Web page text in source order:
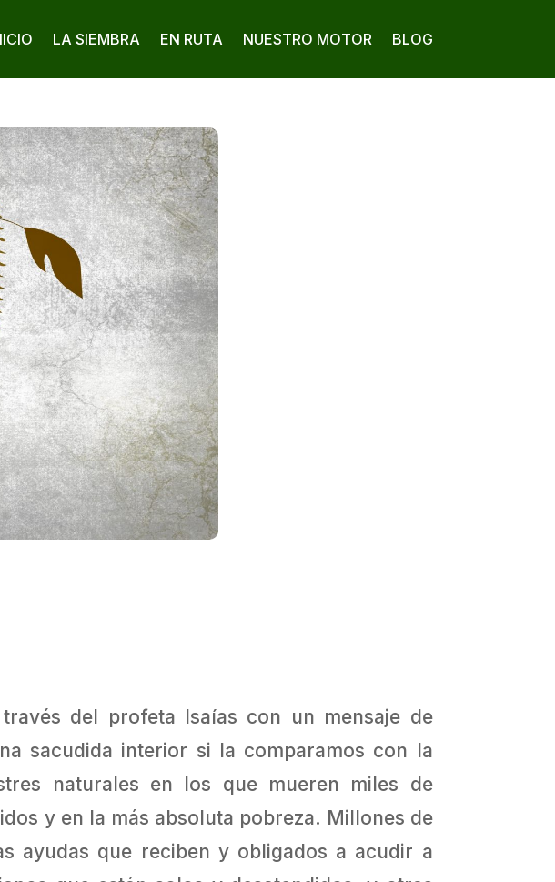
LA SIEMBRA EN RUTA NUESTRO MOTOR BLOG
del profeta Isaías con un mensaje de
sacudida interior si la comparamos con la
naturales en los que mueren miles de
y en la más absoluta pobreza. Millones de
ayudas que reciben y obligados a acudir a